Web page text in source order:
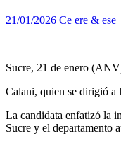
21/01/2026 Ce ere & ese
Sucre, 21 de enero
Calani, quien se dirigió a
La candidata enfatizó la
Sucre y el departamento